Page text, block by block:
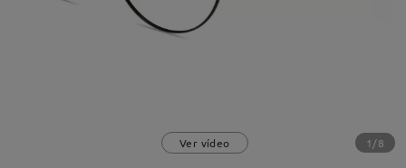
Ver vídeo 1/8